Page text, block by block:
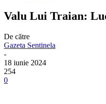
Valu Lui Traian:
De către
Gazeta Sentinela
-
18 iunie 2024
254
0